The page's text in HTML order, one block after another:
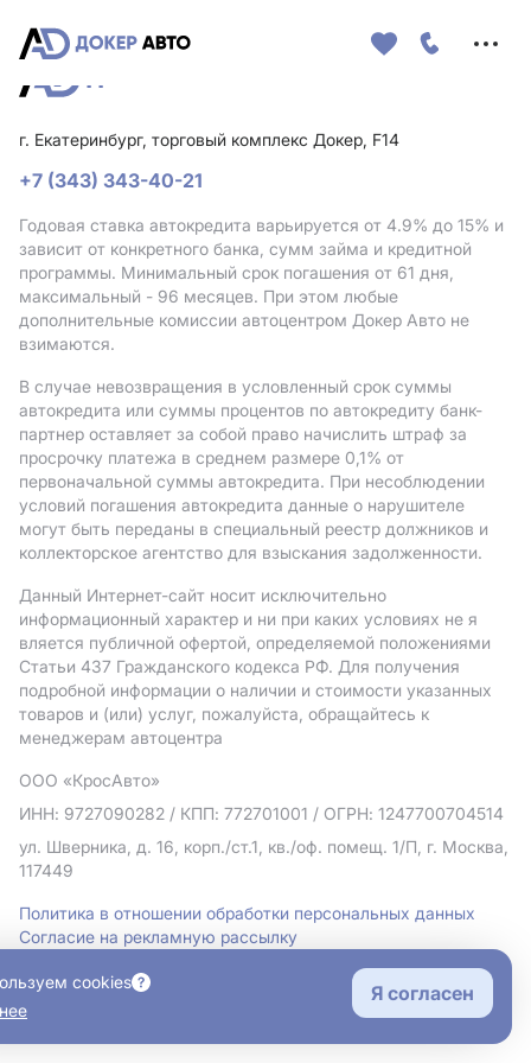
г. Екатеринбург, торговый комплекс Докер, F14
+7 (343) 343-40-21
Годовая ставка автокредита варьируется от 4.9% до 15% и
зависит от конкретного банка, сумм займа и кредитной
программы. Минимальный срок погашения от 61 дня,
максимальный - 96 месяцев. При этом любые
дополнительные комиссии автоцентром Докер Авто не
взимаются.
В случае невозвращения в условленный срок суммы
автокредита или суммы процентов по автокредиту банк-
партнер оставляет за собой право начислить штраф за
просрочку платежа в среднем размере 0,1% от
первоначальной суммы автокредита. При несоблюдении
условий погашения автокредита данные о нарушителе
могут быть переданы в специальный реестр должников и
коллекторское агентство для взыскания задолженности.
Данный Интернет-сайт носит исключительно
информационный характер и ни при каких условиях не я
вляется публичной офертой, определяемой положениями
Статьи 437 Гражданского кодекса РФ. Для получения
подробной информации о наличии и стоимости указанных
товаров и (или) услуг, пожалуйста, обращайтесь к
менеджерам автоцентра
ООО «КросАвто»
ИНН: 9727090282 / КПП: 772701001 / ОГРН: 1247700704514
ул. Шверника, д. 16, корп./ст.1, кв./оф. помещ. 1/П, г. Москва,
117449
Политика в отношении обработки персональных данных
Согласие на рекламную рассылку
cookies
Я согласен